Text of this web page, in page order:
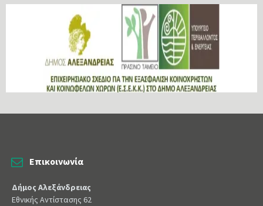
Επικοινωνία
Δήμος Αλεξάνδρειας
Εθνικής Αντίστασης 62